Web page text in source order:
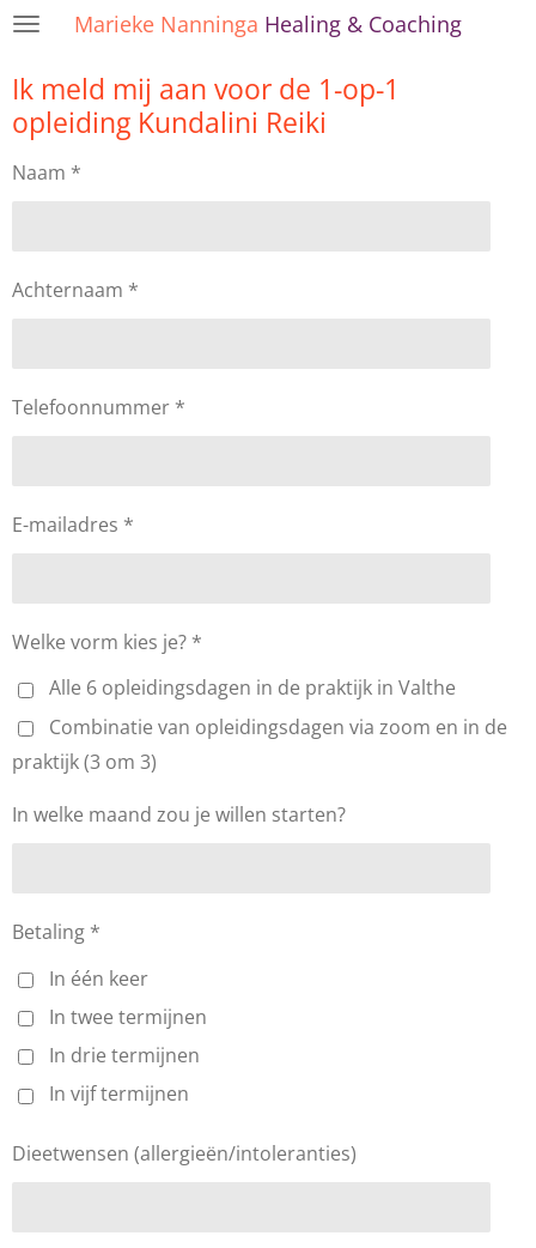
Ga
naar
hoofdinhoud
Marieke Nanninga Healing & Coaching
Ik meld mij aan voor de 1-op-1
opleiding Kundalini Reiki
Naam *
Achternaam *
Telefoonnummer *
E-mailadres *
Welke vorm kies je? *
Alle 6 opleidingsdagen in de praktijk in Valthe
Combinatie van opleidingsdagen via zoom en in de
praktijk (3 om 3)
In welke maand zou je willen starten?
Betaling *
In één keer
In twee termijnen
In drie termijnen
In vijf termijnen
Dieetwensen (allergieën/intoleranties)